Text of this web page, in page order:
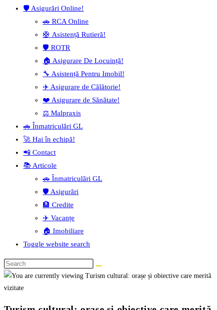
🛡️ Asigurări Online!
🚗 RCA Online
🛟 Asistență Rutieră!
🛡️ ROTR
🏠 Asigurare De Locuință!
🔧 Asistență Pentru Imobil!
✈️ Asigurare de Călătorie!
❤️ Asigurare de Sănătate!
⚖️ Malpraxis
🚗 Înmatriculări GL
🚀 Hai în echipă!
📲 Contact
📚 Articole
🚗 Înmatriculări GL
🛡️ Asigurări
🏦 Credite
✈️ Vacanțe
🏠 Imobiliare
Toggle website search